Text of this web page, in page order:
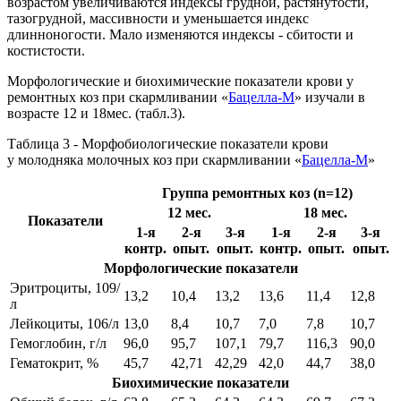
тазогрудной, массивности и уменьшается индекс
длинноногости. Мало изменяются индексы - сбитости и
костистости.
Морфологические и биохимические показатели крови у
ремонтных коз при скармливании «Бацелла-М» изучали в
возрасте 12 и 18мес. (табл.3).
Таблица 3 - Морфобиологические показатели крови
у молодняка молочных коз при скармливании «Бацелла-М»
Показатели
Группа ремонтных коз (n=12)
12 мес.
18 мес.
1-я
контр.
2-я
опыт.
3-я
опыт.
1-я
контр.
2-я
опыт.
3-я
опыт.
Морфологические показатели
Эритроциты, 109/
л
13,2 10,4 13,2 13,6 11,4
12,8
Лейкоциты, 106/л 13,0 8,4 10,7 7,0 7,8
10,7
Гемоглобин, г/л
96,0 95,7 107,1 79,7 116,3
90,0
Гематокрит, %
45,7 42,71 42,29 42,0 44,7
38,0
Биохимические показатели